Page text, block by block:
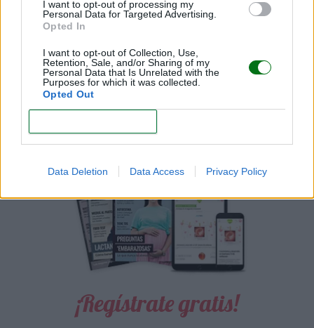
I want to opt-out of processing my
Personal Data for Targeted Advertising.
Opted In
I want to opt-out of Collection, Use,
Retention, Sale, and/or Sharing of my
Personal Data that Is Unrelated with the
Purposes for which it was collected.
Opted Out
Data Deletion Data Access Privacy Policy
Dibu
3 4 5 6 7
Prev
¡Regístrate gratis!